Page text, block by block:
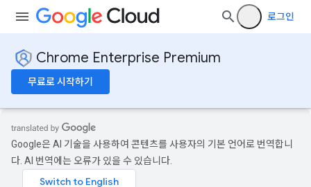
로그인
Chrome Enterprise Premium
무료로 시작하기
Google은 AI 기술을 사용하여 콘텐츠를 사용자의 기본 언어로 번역합니
다. AI 번역에는 오류가 있을 수 있습니다.